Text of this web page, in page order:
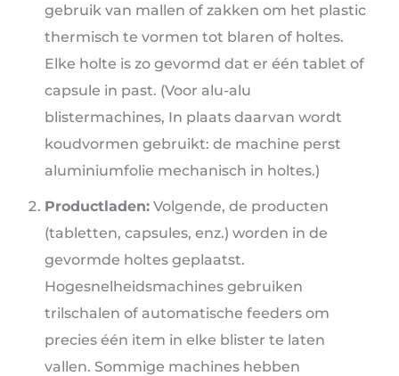
gebruik van mallen of zakken om het plastic
thermisch te vormen tot blaren of holtes.
Elke holte is zo gevormd dat er één tablet of
capsule in past. (Voor alu-alu
blistermachines, In plaats daarvan wordt
koudvormen gebruikt: de machine perst
aluminiumfolie mechanisch in holtes.)
Productladen: Volgende, de producten
(tabletten, capsules, enz.) worden in de
gevormde holtes geplaatst.
Hogesnelheidsmachines gebruiken
trilschalen of automatische feeders om
precies één item in elke blister te laten
vallen. Sommige machines hebben